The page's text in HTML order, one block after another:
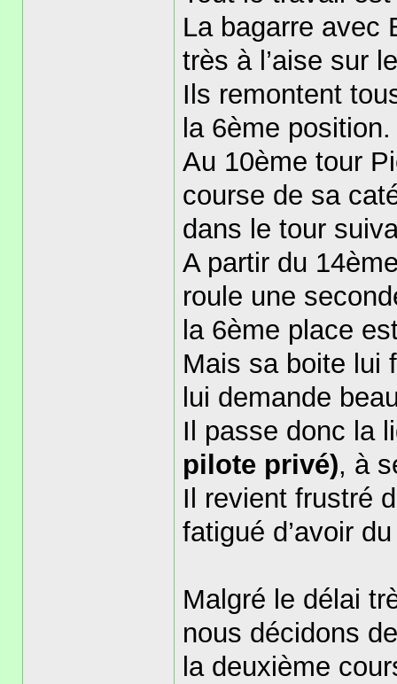
La bagarre avec
très à l’aise sur
Ils remontent
la 6ème position.
Au 10ème tour
course de sa
dans le tour
A partir du
roule une
la 6ème place
Mais sa boite lui
lui demande
Il passe donc la
pilote privé), à
Il revient frustré
fatigué d’avoir
Malgré le délai
nous décidons
la deuxième